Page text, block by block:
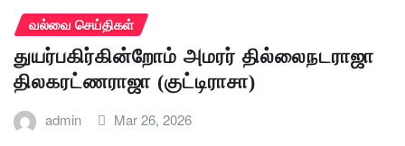
வல்வை செய்திகள்
துயர்பகிர்கின்றோம் அமரர் தில்லைநடராஜா
திலகரட்ணராஜா (குட்டிராசா)
admin Mar 26, 2026